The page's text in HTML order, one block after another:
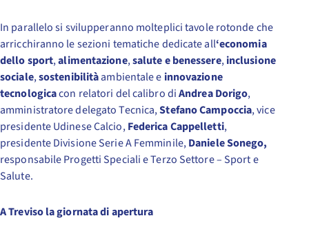
In parallelo si svilupperanno molteplici tavole rotonde che
arricchiranno le sezioni tematiche dedicate all‘economia
dello sport,alimentazione,salute e benessere,inclusione
sociale,sostenibilitàambientale e innovazione
tecnologicacon relatori del calibro diAndrea Dorigo,
amministratore delegato Tecnica,Stefano Campoccia, vice
presidente Udinese Calcio,Federica Cappelletti,
presidente Divisione Serie A Femminile,Daniele Sonego,
responsabile Progetti Speciali e Terzo Settore – Sport e
Salute.
A Treviso la giornata di apertura